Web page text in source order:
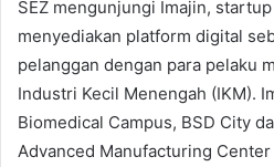
SEZ mengunjungi Imajin,
menyediakan platform digital
pelanggan dengan para pelaku
Industri Kecil Menengah (IKM).
Biomedical Campus, BSD City
Advanced Manufacturing